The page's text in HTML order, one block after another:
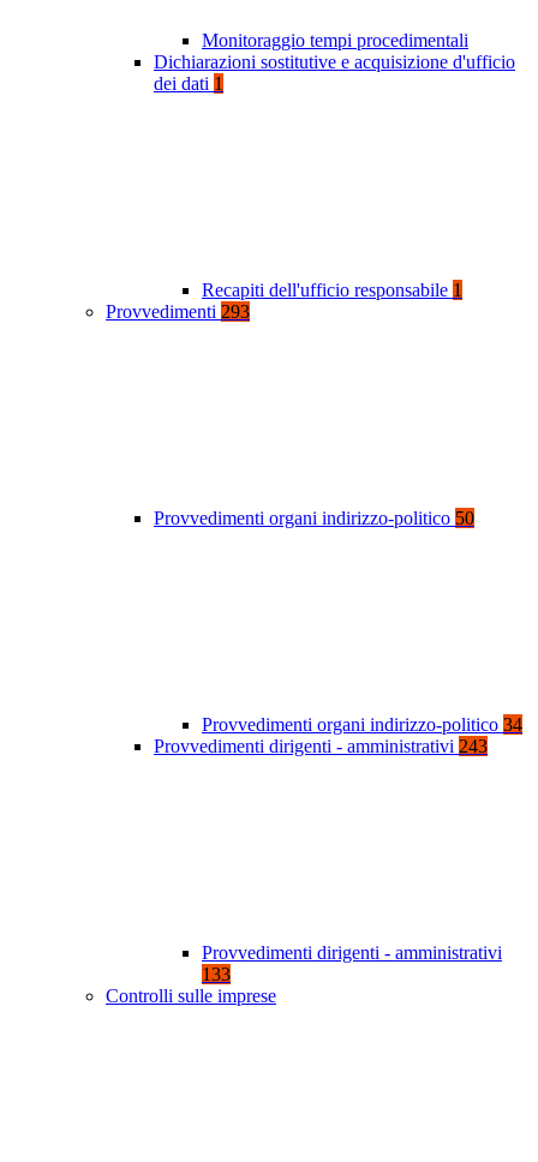
Monitoraggio tempi procedimentali
Dichiarazioni sostitutive e acquisizione d'ufficio
dei dati 1
Recapiti dell'ufficio responsabile 1
Provvedimenti 293
Provvedimenti organi indirizzo-politico 50
Provvedimenti organi indirizzo-politico 34
Provvedimenti dirigenti - amministrativi 243
Provvedimenti dirigenti - amministrativi
133
Controlli sulle imprese